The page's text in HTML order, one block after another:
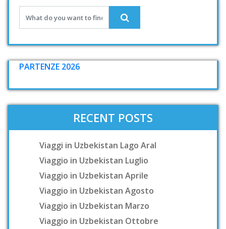
PARTENZE 2026
RECENT POSTS
Viaggi in Uzbekistan Lago Aral
Viaggio in Uzbekistan Luglio
Viaggio in Uzbekistan Aprile
Viaggio in Uzbekistan Agosto
Viaggio in Uzbekistan Marzo
Viaggio in Uzbekistan Ottobre